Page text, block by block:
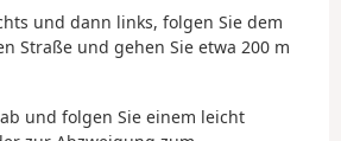
und dann links, folgen Sie dem
Straße und gehen Sie etwa 200 m
und folgen Sie einem leicht